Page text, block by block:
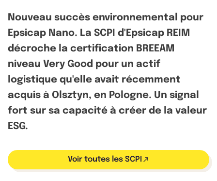
Nouveau succès environnemental pour
Epsicap Nano. La SCPI d'Epsicap REIM
décroche la certification BREEAM
niveau Very Good pour un actif
logistique qu'elle avait récemment
acquis à Olsztyn, en Pologne. Un signal
fort sur sa capacité à créer de la valeur
ESG.
Voir toutes les SCPI